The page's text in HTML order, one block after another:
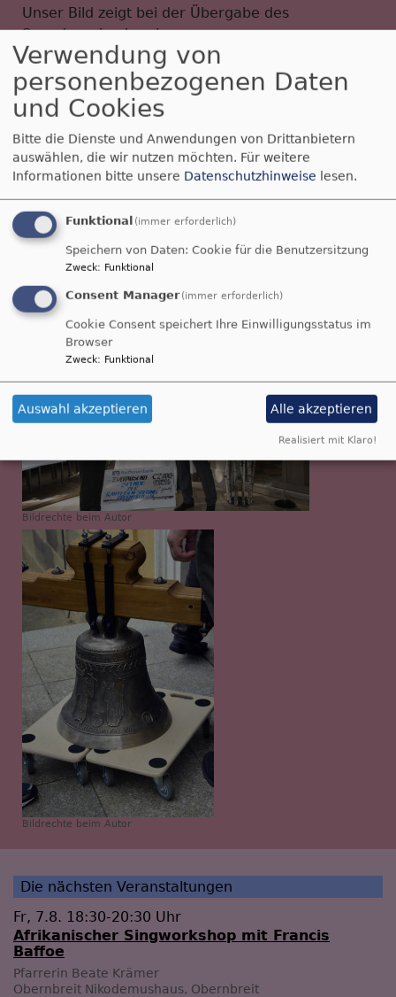
Unser Bild zeigt bei der Übergabe des
Spendenschecks v.l.n.r.:
Rouven Lewandowski, Vorsitzender des
Stiftungsvorstands
Reinhold Weber, Kirchenpfleger und
Vertrauensmann des Kirchenvorstands
Pfarrer Martin Strack
Foto: Birgit Gehre
Bildrechte beim Autor
Bildrechte beim Autor
Die nächsten Veranstaltungen
Fr, 7.8. 18:30-20:30 Uhr
Afrikanischer Singworkshop mit Francis
Baffoe
Pfarrerin Beate Krämer
Obernbreit Nikodemushaus, Obernbreit
Verwendung von
personenbezogenen Daten
und Cookies
Bitte die Dienste und Anwendungen von Drittanbietern
auswählen, die wir nutzen möchten. Für weitere
Informationen bitte unsere Datenschutzhinweise lesen.
Funktional (immer erforderlich)
Speichern von Daten: Cookie für die Benutzersitzung
Zweck: Funktional
Consent Manager (immer erforderlich)
Cookie Consent speichert Ihre Einwilligungsstatus im
Browser
Zweck: Funktional
Auswahl akzeptieren Alle akzeptieren
Realisiert mit Klaro!